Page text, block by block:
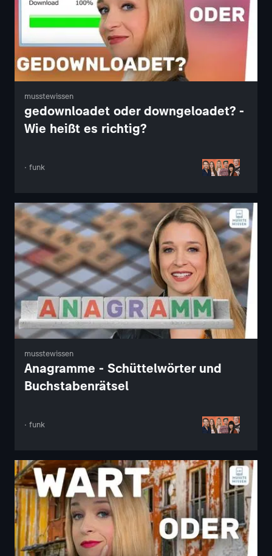
musstewissen
gedownloadet oder downgeloadet? -
Wie heißt es richtig?
· funk
musstewissen
Anagramme - Schüttelwörter und
Buchstabenrätsel
· funk